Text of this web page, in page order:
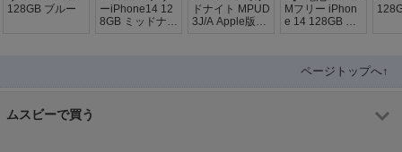
128GB ブルー
ーiPhone14 12
8GB ミッドナイ
ドナイト MPUD
3J/A Apple版SI
Mフリー iPhon
e 14 128GB ミ
ページトップへ↑
ムスビーで買う